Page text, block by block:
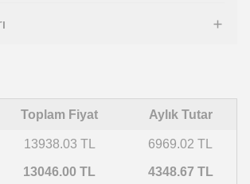
Toplam Fiyat Aylık Tutar
13938.03 TL 6969.02 TL
13046.00 TL 4348.67 TL